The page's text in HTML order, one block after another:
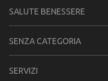
SALUTE BENESSERE
SENZA CATEGORIA
SERVIZI